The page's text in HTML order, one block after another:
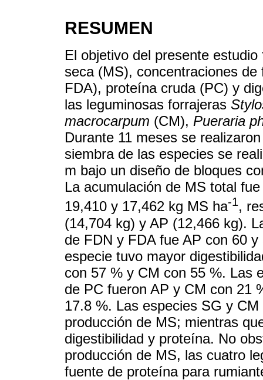
RESUMEN
El objetivo del presente
seca (MS), concentraciones
FDA), proteína cruda (PC) y
las leguminosas forrajeras
macrocarpum (CM), Pueraria
Durante 11 meses se
siembra de las especies se
m bajo un diseño de bloques
La acumulación de MS total
19,410 y 17,462 kg MS ha-1,
(14,704 kg) y AP (12,466 kg).
de FDN y FDA fue AP con 60
especie tuvo mayor
con 57 % y CM con 55 %. Las
de PC fueron AP y CM con 21
17.8 %. Las especies SG y
producción de MS; mientras
digestibilidad y proteína. No
producción de MS, las cuatro
fuente de proteína para